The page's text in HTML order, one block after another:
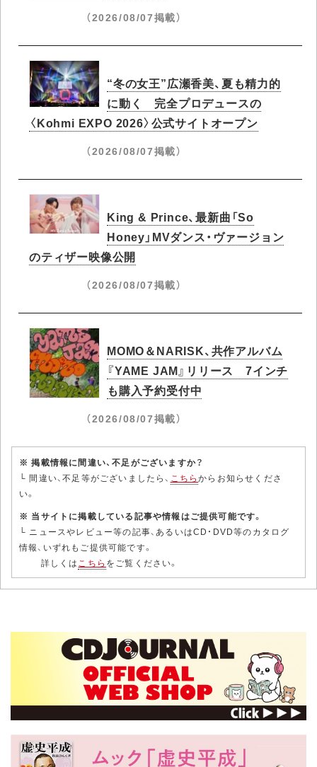
（2026/08/07掲載）
“冬の女王”広瀬香美、夏も精力的
に動く 完全プロデュースの
〈Kohmi EXPO 2026〉公式サイトオープン
（2026/08/07掲載）
King & Prince、最新曲「So
Honey」MVダンス・ヴァージョン
のティザー映像公開
（2026/08/07掲載）
MOMO＆NARISK、共作アルバム
『YAME JAM』リリース 7インチ
も購入予約受付中
（2026/08/07掲載）
※ 掲載情報に間違い、不足がございますか？
└ 間違い、不足等がございましたら、 こちらからお知らせくださ
い。
※ 当サイトに掲載している記事や情報はご提供可能です。
└ ニュースやレビュー等の記事、あるいはCD・DVD等のカタログ
情報、いずれもご提供可能です。
詳しくはこちら をご覧ください。